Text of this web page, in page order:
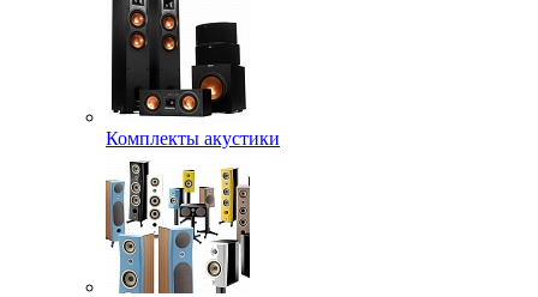
Комплекты акустики